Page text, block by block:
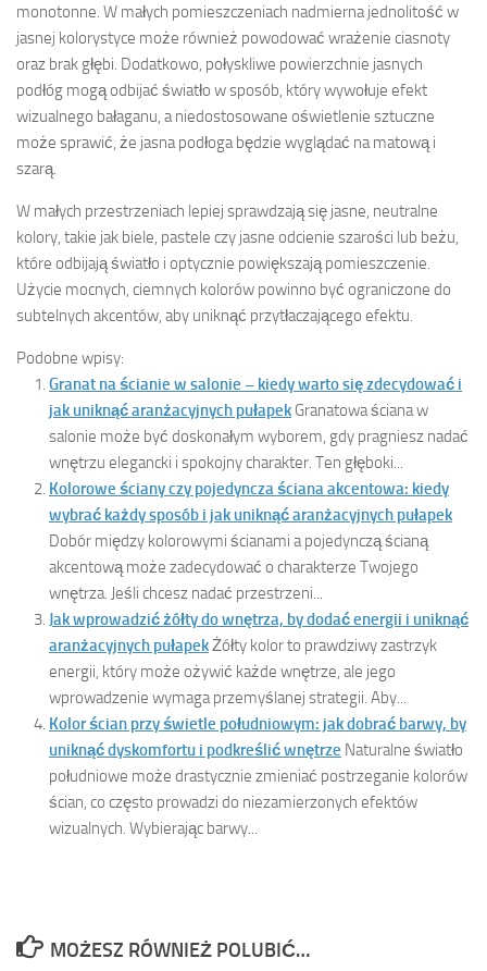
monotonne. W małych pomieszczeniach nadmierna jednolitość w
jasnej kolorystyce może również powodować wrażenie ciasnoty
oraz brak głębi. Dodatkowo, połyskliwe powierzchnie jasnych
podłóg mogą odbijać światło w sposób, który wywołuje efekt
wizualnego bałaganu, a niedostosowane oświetlenie sztuczne
może sprawić, że jasna podłoga będzie wyglądać na matową i
szarą.
W małych przestrzeniach lepiej sprawdzają się jasne, neutralne
kolory, takie jak biele, pastele czy jasne odcienie szarości lub beżu,
które odbijają światło i optycznie powiększają pomieszczenie.
Użycie mocnych, ciemnych kolorów powinno być ograniczone do
subtelnych akcentów, aby uniknąć przytłaczającego efektu.
Podobne wpisy:
Granat na ścianie w salonie – kiedy warto się zdecydować i
jak uniknąć aranżacyjnych pułapek Granatowa ściana w
salonie może być doskonałym wyborem, gdy pragniesz nadać
wnętrzu elegancki i spokojny charakter. Ten głęboki...
Kolorowe ściany czy pojedyncza ściana akcentowa: kiedy
wybrać każdy sposób i jak uniknąć aranżacyjnych pułapek
Dobór między kolorowymi ścianami a pojedynczą ścianą
akcentową może zadecydować o charakterze Twojego
wnętrza. Jeśli chcesz nadać przestrzeni...
Jak wprowadzić żółty do wnętrza, by dodać energii i uniknąć
aranżacyjnych pułapekŻółty kolor to prawdziwy zastrzyk
energii, który może ożywić każde wnętrze, ale jego
wprowadzenie wymaga przemyślanej strategii. Aby...
Kolor ścian przy świetle południowym: jak dobrać barwy, by
uniknąć dyskomfortu i podkreślić wnętrze Naturalne światło
południowe może drastycznie zmieniać postrzeganie kolorów
ścian, co często prowadzi do niezamierzonych efektów
wizualnych. Wybierając barwy...
MOŻESZ RÓWNIEŻ POLUBIĆ…